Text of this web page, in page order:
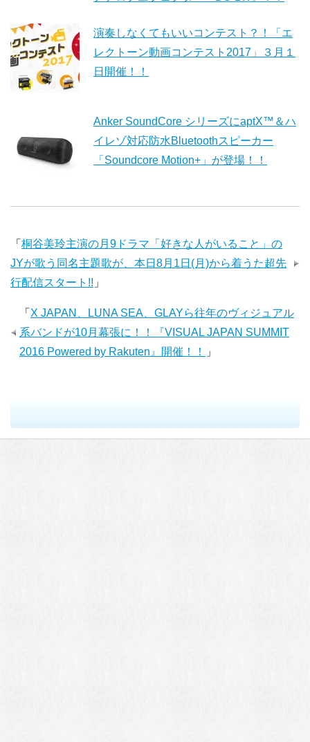
演奏しなくてもいいコンテスト？！「エ
レクトーン動画コンテスト2017」３月１
日開催！！
Anker SoundCore シリーズにaptX™＆ハ
イレゾ対応防水Bluetoothスピーカー
「Soundcore Motion+」が登場！！
「 桐谷美玲主演の月9ドラマ「好きな人がいること」の
JYが歌う同名主題歌が、本日8月1日(月)から着うた超先
行配信スタート!! 」
「 X JAPAN、LUNA SEA、GLAYら往年のヴィジュアル
系バンドが10月幕張に！！『VISUAL JAPAN SUMMIT
2016 Powered by Rakuten』開催！！
」